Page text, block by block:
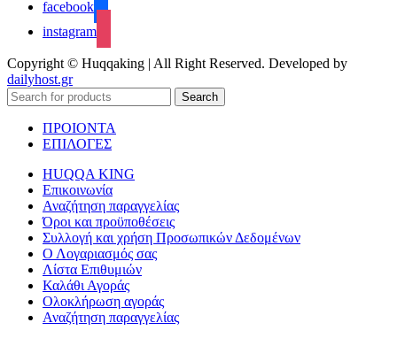
facebook
instagram
Copyright © Huqqaking | All Right Reserved. Developed by
dailyhost.gr
Search
ΠΡΟΙΟΝΤΑ
ΕΠΙΛΟΓΕΣ
HUQQA KING
Επικοινωνία
Αναζήτηση παραγγελίας
Όροι και προϋποθέσεις
Συλλογή και χρήση Προσωπικών Δεδομένων
Ο Λογαριασμός σας
Λίστα Επιθυμιών
Καλάθι Αγοράς
Ολοκλήρωση αγοράς
Αναζήτηση παραγγελίας